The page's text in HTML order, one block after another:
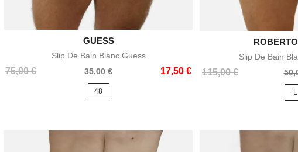
Aperçu rapide
GUESS
Slip De Bain Blanc Guess
75,00 €
Prix
35,00 € 17,50 €
Prix
48

Slip De Bain
115,00 €
Prix
Prix
L